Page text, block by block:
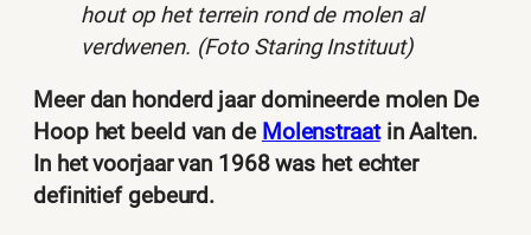
hout op het terrein rond de molen al
verdwenen. (Foto Staring Instituut)
Meer dan honderd jaar domineerde molen De
Hoop het beeld van de Molenstraatin Aalten.
In het voorjaar van 1968 was het echter
definitief gebeurd.